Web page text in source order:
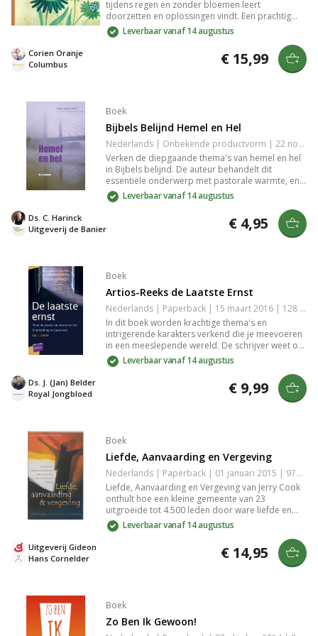
ook om thuis in je interieur te zetten. Het papier is
stevig genoeg om de kaarten zonder
hulpmiddelen tegen een wand of ander voorwerp
te laten staan. Toch iets leuks kopen om kaarten
mee neer te zetten of op te hangen? Bekijk dan
onze [klemborden](/producten/klemborden) en
tijdens regen en zonder bloemen leert
doorzetten en oplossingen vindt. Een prachtig
prentenboek vol kleurrijke illustraties van Marieke
ten Berge, perfect voor peuters en kleuters die
leren en plezier beleven aan het helpen van
Leverbaar vanaf 14 augustus
Columbus
Corien Oranje € 15,99
Boek
Bijbels Belijnd Hemel en Hel
Nederlands | Onbekende productvorm | 22 november 2017 | 160 pagina's | Basisbijbel | 9789402904826
Verken de diepgaande thema's van hemel en hel
in Bijbels belijnd. De auteur behandelt dit
essentiële onderwerp met pastorale warmte, en
baseert zich voornamelijk op Bijbelse teksten om
duidelijkheid te verschaffen over de reis die ieder
mens maakt naar het hiernamaals. Geschikt voor
wie inzicht zoekt in christelijke eschatologie.
Leverbaar vanaf 14 augustus
Uitgeverij de Banier
Ds. C. Harinck € 4,95
Boek
Artios-Reeks de Laatste Ernst
Nederlands | Paperback | 15 maart 2016 | 128 pagina's | 9789088971266
In dit boek worden krachtige thema's en
intrigerende karakters verkend die je meevoeren
in een meeslepende wereld. De schrijver weet op
een unieke manier emoties en gedachten weer te
geven, waardoor je je kunt verplaatsen in de
ervaringen van de personages. Een must-read
voor liefhebbers van diepgaande verhalen en
Leverbaar vanaf 14 augustus
Royal Jongbloed
Ds. J. (Jan) Belder € 9,99
Boek
Liefde, Aanvaarding en Vergeving
Nederlands | Paperback | 01 januari 2015 | 9789060672150
Liefde, Aanvaarding en Vergeving van Jerry Cook
onthult hoe een kleine gemeente van 23
uitgroeide tot 4.500 leden door ware liefde en
vergeving te schenken. Dit inspirerende
internationale bestsellerboek motiveert
praktische liefde tot leven te brengen in hun
Leverbaar vanaf 14 augustus
Hans Cornelder
Uitgeverij Gideon € 14,95
Boek
Zo Ben Ik Gewoon!